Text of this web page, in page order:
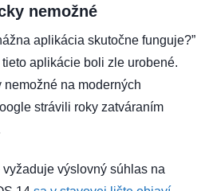
nemožné
aplikácia skutočne funguje?”
aplikácie boli zle urobené.
na moderných
strávili roky zatváraním
výslovný súhlas na